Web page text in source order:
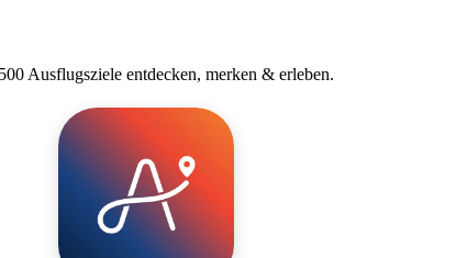
Ausflugsziele entdecken, merken & erleben.